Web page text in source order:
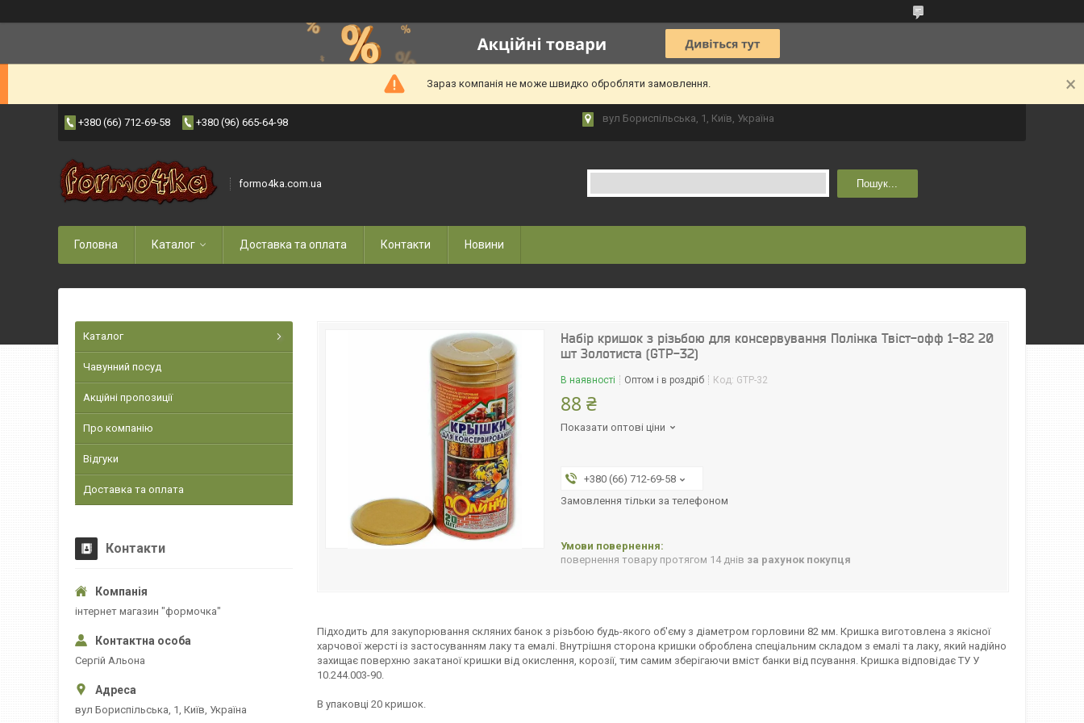
Зараз компанія не може швидко обробляти замовлення.
+380 (66) 712-69-58 +380 (96) 665-64-98 вул Бориспільська, 1, Київ, Україна
formo4ka.com.ua Пошук...
Головна Каталог Доставка та оплата Контакти Новини
Набір кришок з різьбою для консервування Полінка Твіст-офф 1-82 20
шт Золотиста (GTP-32)
В наявності Оптом і в роздріб Код: GTP-32
88 ₴
Показати оптові ціни
+380 (66) 712-69-58
Замовлення тільки за телефоном
повернення товару протягом 14 днів за рахунок покупця
Підходить для закупорювання скляних банок з різьбою будь-якого об'єму з діаметром горловини 82 мм. Кришка виготовлена ​​з якісної
харчової жерсті із застосуванням лаку та емалі. Внутрішня сторона кришки оброблена спеціальним складом з емалі та лаку, який надійно
захищає поверхню закатаної кришки від окислення, корозії, тим самим зберігаючи вміст банки від псування. Кришка відповідає ТУ У
10.244.003-90.
В упаковці 20 кришок.
Каталог
Чавунний посуд
Акційні пропозиції
Про компанію
Відгуки
Доставка та оплата
Контакти
інтернет магазин "формочка"
Сергій Альона
вул Бориспільська, 1, Київ, Україна